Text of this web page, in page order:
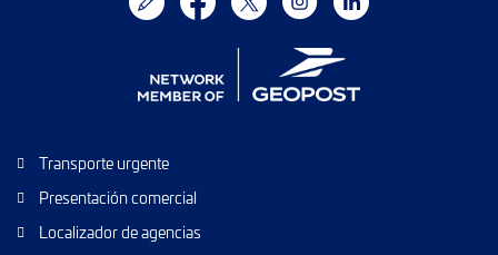
Transporte urgente
Presentación comercial
Localizador de agencias